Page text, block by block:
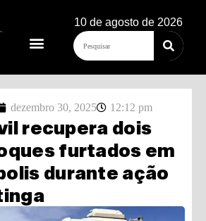
10 de agosto de 2026
dezembro 30, 2025 12:12 pm
recupera dois
furtados em
durante ação